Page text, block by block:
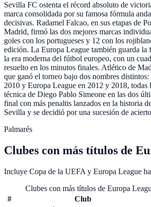
Sevilla FC ostenta el récord absoluto de
marca consolidada por su famosa fórmula
decisivas. Radamel Falcao, en sus etapas de
Madrid, firmó las dos mejores marcas
goles con los portugueses y 12 con los
edición. La Europa League también guarda la
la era moderna del fútbol europeo, con un
resuelto en los minutos finales. Atlético de
que ganó el torneo bajo dos nombres
2010 y Europa League en 2012 y 2018, todas
técnica de Diego Pablo Simeone en las dos
final con más penaltis lanzados en la historia
Sevilla y se decidió por una sucesión de
Palmarés
Clubes con más títulos de
Incluye Copa de la UEFA y Europa League
Clubes con más títulos de Europa
#
Club